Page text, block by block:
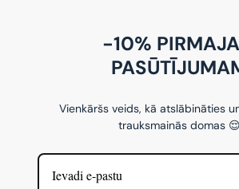
-10%
Vienkāršs veids, kā atslābināties
trauksmainās domas 😌